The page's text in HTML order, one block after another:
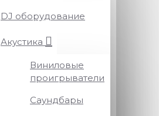
DJ оборудование
Акустика
Виниловые
проигрыватели
Саундбары